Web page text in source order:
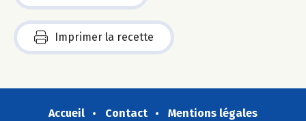
Imprimer la recette
Accueil Contact
Mentions légales